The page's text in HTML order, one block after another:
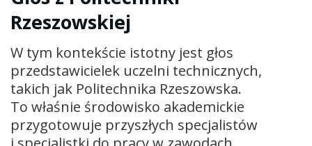
Rzeszowskiej
W tym kontekście istotny jest głos
przedstawicielek uczelni technicznych,
takich jak Politechnika Rzeszowska.
To właśnie środowisko akademickie
przygotowuje przyszłych specjalistów